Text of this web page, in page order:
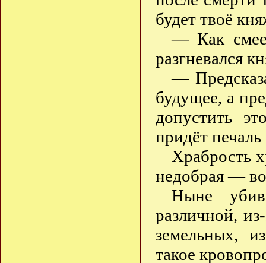
будет твоё
— Как
разгневался
—
будущее, а
допустить
придёт
Храбрость
недобрая —
Ныне
различной,
земельных,
такое